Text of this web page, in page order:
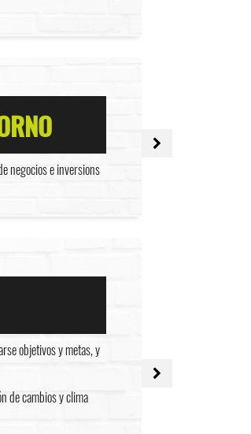
negocios e inversions
objetivos y metas, y
de cambios y clima